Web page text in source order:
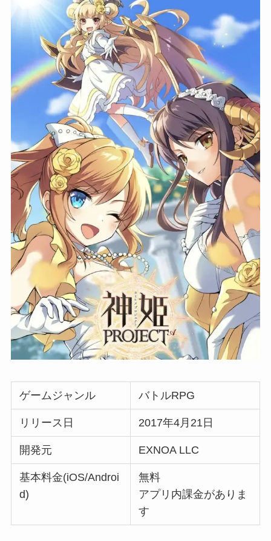
ゲームジャンル バトルRPG
リリース日 2017年4月21日
開発元 EXNOA LLC
基本料金(iOS/Androi
d)
無料
アプリ内課金がありま
す